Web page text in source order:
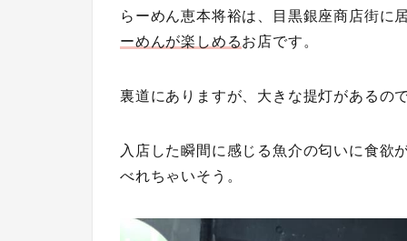
らーめん恵本将裕は、 目黒銀座商店街に
ーめんが楽しめるお店です。
裏道にありますが、大きな提灯があるの
入店した瞬間に感じる魚介の匂いに食欲
べれちゃいそう。